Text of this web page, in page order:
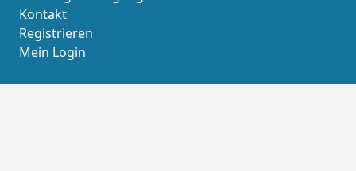
Kontakt
Registrieren
Mein Login